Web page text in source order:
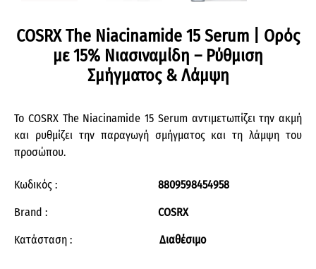
COSRX The Niacinamide 15 Serum | Ορός
με 15% Νιασιναμίδη – Ρύθμιση
Σμήγματος & Λάμψη
To COSRX The Niacinamide 15 Serum αντιμετωπίζει την ακμή
και ρυθμίζει την παραγωγή σμήγματος και τη λάμψη του
προσώπου.
Κωδικός : 8809598454958
Brand : COSRX
Κατάσταση : Διαθέσιμο